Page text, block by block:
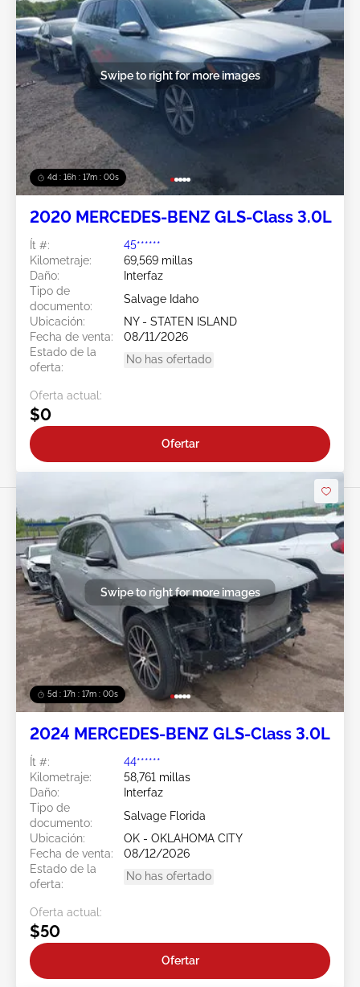
4d : 16h : 16m : 58s
Swipe to right for more images
2020 MERCEDES-BENZ GLS-Class 3.0L
Ít #:
45******
Kilometraje:
69,569 millas
Daño:
Interfaz
Tipo de
documento:
Salvage Idaho
Ubicación:
NY - STATEN ISLAND
Fecha de venta:
08/11/2026
Estado de la
oferta:
No has ofertado
Oferta actual:
$0
Ofertar
5d : 17h : 16m : 58s
Swipe to right for more images
2024 MERCEDES-BENZ GLS-Class 3.0L
Ít #:
44******
Kilometraje:
58,761 millas
Daño:
Interfaz
Tipo de
documento:
Salvage Florida
Ubicación:
OK - OKLAHOMA CITY
Fecha de venta:
08/12/2026
Estado de la
oferta:
No has ofertado
Oferta actual:
$50
Ofertar